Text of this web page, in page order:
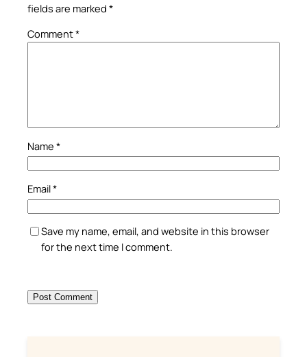
fields are marked *
Comment*
Name *
Email*
Save my name, email, and website in this browser
for the next time I comment.